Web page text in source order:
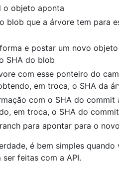
o objeto aponta
blob que a árvore tem para
e postar um novo
SHA do blob
com esse ponteiro do
em troca, o SHA da
com o SHA do
em troca, o SHA do commit
para apontar para o
é bem simples
feitas com a API.